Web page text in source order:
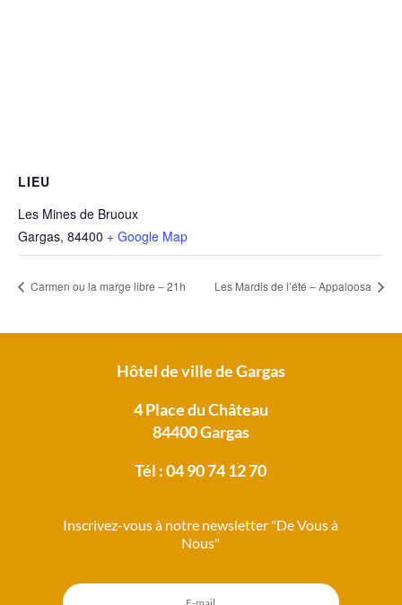
LIEU
Les Mines de Bruoux
Gargas, 84400 + Google Map
Carmen ou la marge libre – 21h Les Mardis de l’été – Appaloosa
Hôtel de ville de Gargas
4 Place du Château
84400 Gargas
Tél : 04 90 74 12 70
Inscrivez-vous à notre newsletter "De Vous à
Nous"